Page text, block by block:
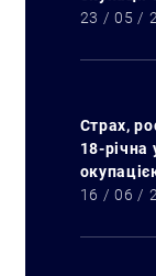
23 / 05 /
Страх,
18-річна
16 / 06 /